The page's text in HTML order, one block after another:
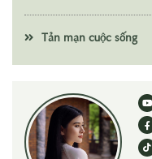
Tản mạn cuộc sống